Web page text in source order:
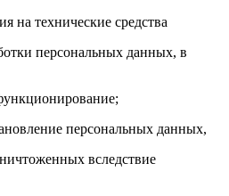
на технические средства
персональных данных, в
персональных данных,
вследствие